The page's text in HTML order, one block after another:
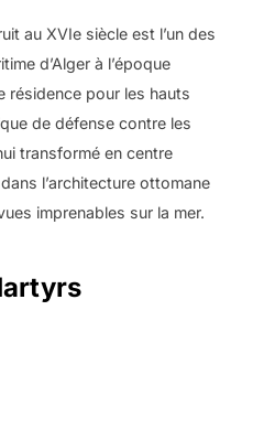
au XVIe siècle est l’un des
d’Alger à l’époque
résidence pour les hauts
de défense contre les
transformé en centre
l’architecture ottomane
imprenables sur la mer.